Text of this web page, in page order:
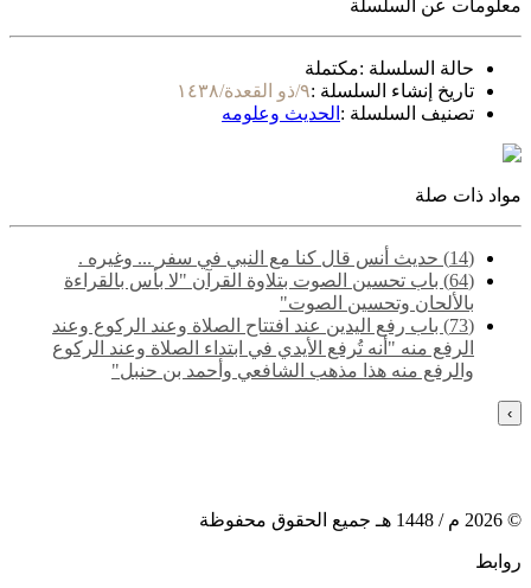
معلومات عن السلسلة
حالة السلسلة :مكتملة
تاريخ إنشاء السلسلة :٩/ذو القعدة/١٤٣٨
تصنيف السلسلة : الحديث وعلومه
مواد ذات صلة
(14) حديث أنس قال كنا مع النبي في سفر ... وغيره .
(64) باب تحسين الصوت بتلاوة القرآن "لا بأس بالقراءة
بالألحان وتحسين الصوت"
(73) باب رفع اليدين عند افتتاح الصلاة وعند الركوع وعند
الرفع منه "أنه تُرفع الأيدي في ابتداء الصلاة وعند الركوع
والرفع منه هذا مذهب الشافعي وأحمد بن حنبل"
›
©
2026 م / 1448 هـ جميع الحقوق محفوظة
روابط